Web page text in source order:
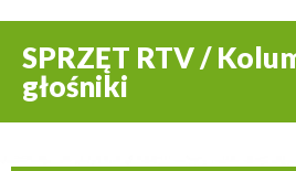
SPRZĘT RTV /
głośniki